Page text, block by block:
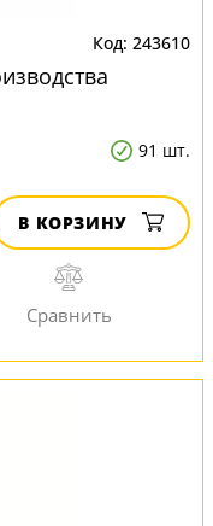
243610
91 шт.
В КОРЗИНУ